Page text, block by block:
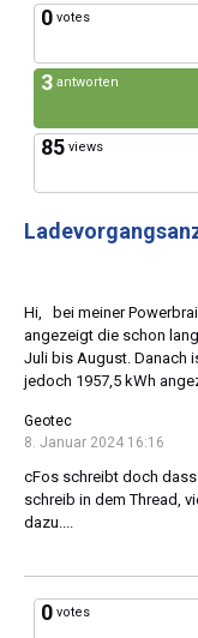
0 votes
3 antworten
85 views
Hi, bei meiner
angezeigt die schon
Juli bis August. Danach
jedoch 1957,5 kWh
Geotec
8. Januar 2024 16:16
cFos schreibt doch
schreib in dem Thread,
dazu....
0 votes